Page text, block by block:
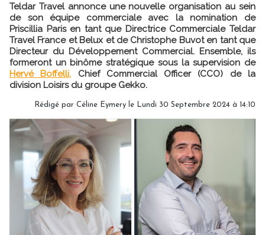
Teldar Travel annonce une nouvelle organisation au sein
de son équipe commerciale avec la nomination de
Priscillia Paris en tant que Directrice Commerciale Teldar
Travel France et Belux et de Christophe Buvot en tant que
Directeur du Développement Commercial. Ensemble, ils
formeront un binôme stratégique sous la supervision de
Hervé Boffelli, Chief Commercial Officer (CCO) de la
division Loisirs du groupe Gekko.
Rédigé par Céline Eymery le Lundi 30 Septembre 2024 à 14:10